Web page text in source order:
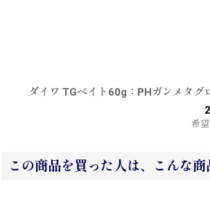
ダイワ TGベイト60g：PHガンメタグ
希
この商品を買った人は、こんな